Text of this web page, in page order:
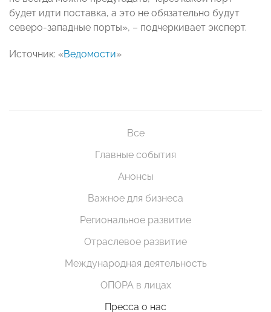
будет идти поставка, а это не обязательно будут
северо-западные порты», – подчеркивает эксперт.
Источник: «Ведомости»
Все
Главные события
Анонсы
Важное для бизнеса
Региональное развитие
Отраслевое развитие
Международная деятельность
ОПОРА в лицах
Пресса о нас